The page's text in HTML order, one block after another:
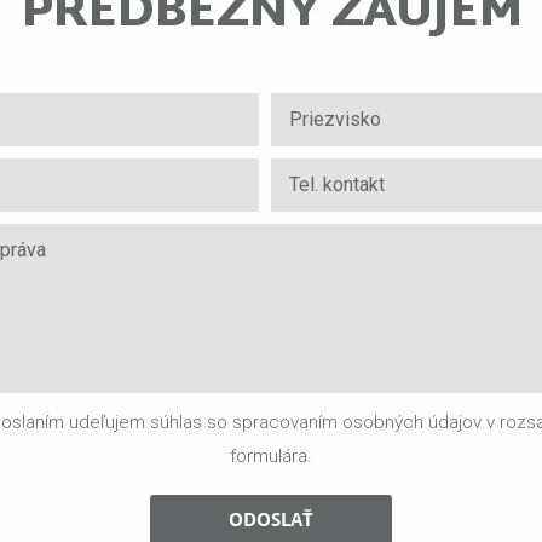
udeľujem súhlas so spracovaním osobných údajov v
formulára.
ODOSLAŤ